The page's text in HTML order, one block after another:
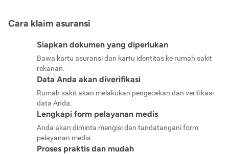
Cara klaim asuransi
Siapkan dokumen yang diperlukan
Bawa kartu asuransi dan kartu identitas ke rumah sakit
rekanan.
Data Anda akan diverifikasi
Rumah sakit akan melakukan pengecekan dan verifikasi
data Anda.
Lengkapi form pelayanan medis
Anda akan diminta mengisi dan tandatangani form
pelayanan medis.
Proses praktis dan mudah